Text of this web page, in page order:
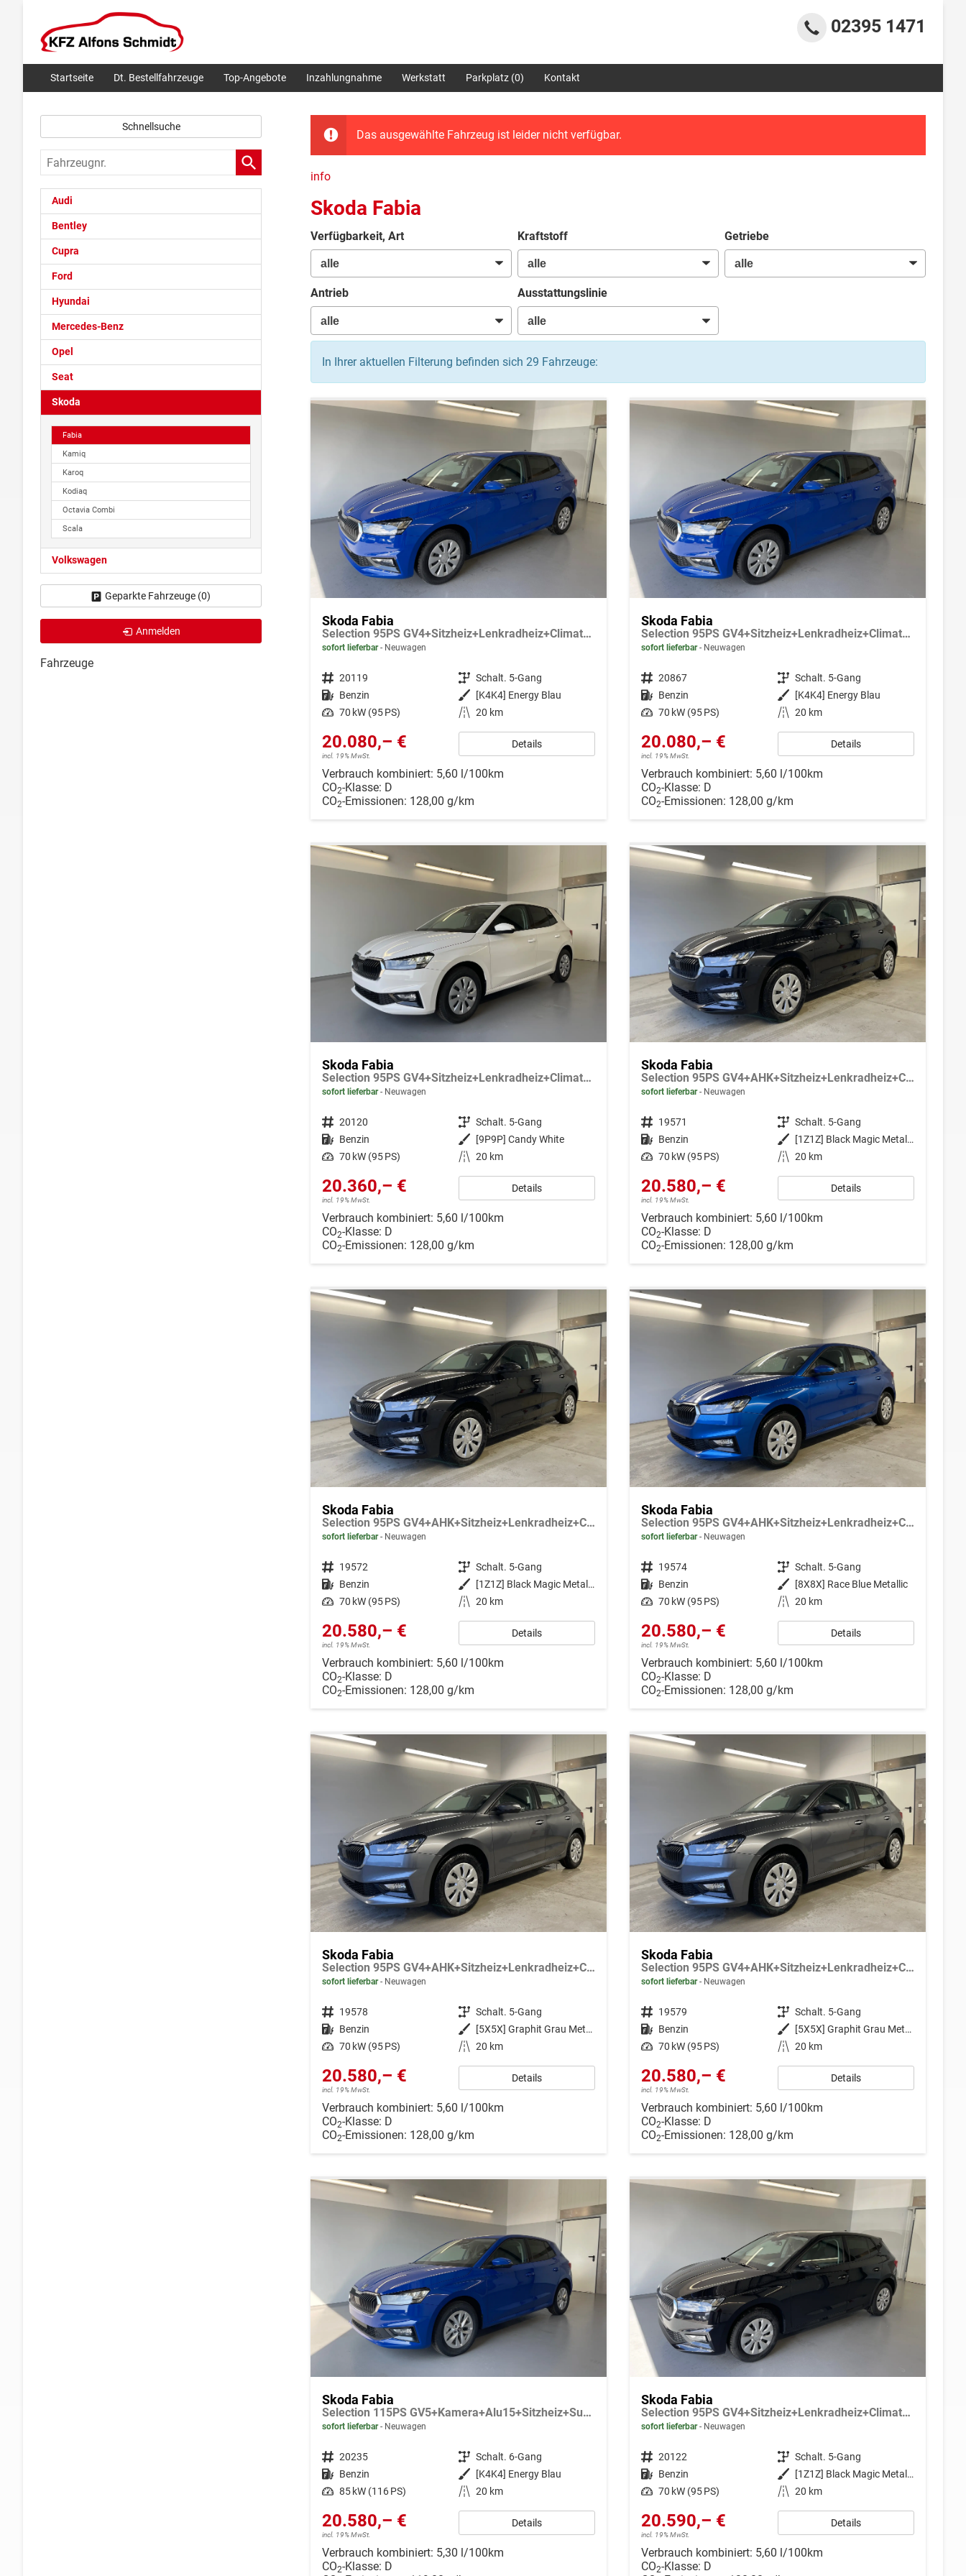
02395 1471
Startseite Dt. Bestellfahrzeuge Top-Angebote Inzahlungnahme Werkstatt Parkplatz (0) Kontakt
Das ausgewählte Fahrzeug ist leider nicht verfügbar.
info
Skoda Fabia
Verfügbarkeit, Art Kraftstoff Getriebe
Antrieb Ausstattungslinie
In Ihrer aktuellen Filterung befinden sich 29 Fahrzeuge:
Skoda Fabia
Selection 95PS GV4+Sitzheiz+Lenkradheiz+Climatronic+Sunset+AppConnect+PDC
sofort lieferbar Neuwagen
Fahrzeugnr. 20119 Getriebe Schalt. 5-Gang
Kraftstoff Benzin Außenfarbe
[K4K4] Energy Blau
Leistung 70 kW (95 PS) Kilometerstand 20 km
20.080,– €
incl. 19% MwSt.
Details
Verbrauch kombiniert: 5,60 l/100km
CO2-Klasse: D
CO2-Emissionen: 128,00 g/km
Skoda Fabia
Selection 95PS GV4+Sitzheiz+Lenkradheiz+Climatronic+Sunset+AppConnect+PDC
sofort lieferbar Neuwagen
Fahrzeugnr. 20867 Getriebe Schalt. 5-Gang
Kraftstoff Benzin Außenfarbe
[K4K4] Energy Blau
Leistung 70 kW (95 PS) Kilometerstand 20 km
20.080,– €
incl. 19% MwSt.
Details
Verbrauch kombiniert: 5,60 l/100km
CO2-Klasse: D
CO2-Emissionen: 128,00 g/km
Skoda Fabia
Selection 95PS GV4+Sitzheiz+Lenkradheiz+Climatronic+Sunset+AppConnect+PDC
sofort lieferbar Neuwagen
Fahrzeugnr. 20120 Getriebe Schalt. 5-Gang
Kraftstoff Benzin Außenfarbe
[9P9P] Candy White
Leistung 70 kW (95 PS) Kilometerstand 20 km
20.360,– €
incl. 19% MwSt.
Details
Verbrauch kombiniert: 5,60 l/100km
CO2-Klasse: D
CO2-Emissionen: 128,00 g/km
Skoda Fabia
Selection 95PS GV4+AHK+Sitzheiz+Lenkradheiz+Climatronic+Tempomat+PDC
sofort lieferbar Neuwagen
Fahrzeugnr. 19571 Getriebe Schalt. 5-Gang
Kraftstoff Benzin Außenfarbe
[1Z1Z] Black Magic Metallic
Leistung 70 kW (95 PS) Kilometerstand 20 km
20.580,– €
incl. 19% MwSt.
Details
Verbrauch kombiniert: 5,60 l/100km
CO2-Klasse: D
CO2-Emissionen: 128,00 g/km
Skoda Fabia
Selection 95PS GV4+AHK+Sitzheiz+Lenkradheiz+Climatronic+Tempomat+PDC
sofort lieferbar Neuwagen
Fahrzeugnr. 19572 Getriebe Schalt. 5-Gang
Kraftstoff Benzin Außenfarbe
[1Z1Z] Black Magic Metallic
Leistung 70 kW (95 PS) Kilometerstand 20 km
20.580,– €
incl. 19% MwSt.
Details
Verbrauch kombiniert: 5,60 l/100km
CO2-Klasse: D
CO2-Emissionen: 128,00 g/km
Skoda Fabia
Selection 95PS GV4+AHK+Sitzheiz+Lenkradheiz+Climatronic+Tempomat+PDC
sofort lieferbar Neuwagen
Fahrzeugnr. 19574 Getriebe Schalt. 5-Gang
Kraftstoff Benzin Außenfarbe
[8X8X] Race Blue Metallic
Leistung 70 kW (95 PS) Kilometerstand 20 km
20.580,– €
incl. 19% MwSt.
Details
Verbrauch kombiniert: 5,60 l/100km
CO2-Klasse: D
CO2-Emissionen: 128,00 g/km
Skoda Fabia
Selection 95PS GV4+AHK+Sitzheiz+Lenkradheiz+Climatronic+Tempomat+PDC
sofort lieferbar Neuwagen
Fahrzeugnr. 19578 Getriebe Schalt. 5-Gang
Kraftstoff Benzin Außenfarbe
[5X5X] Graphit Grau Metallic
Leistung 70 kW (95 PS) Kilometerstand 20 km
20.580,– €
incl. 19% MwSt.
Details
Verbrauch kombiniert: 5,60 l/100km
CO2-Klasse: D
CO2-Emissionen: 128,00 g/km
Skoda Fabia
Selection 95PS GV4+AHK+Sitzheiz+Lenkradheiz+Climatronic+Tempomat+PDC
sofort lieferbar Neuwagen
Fahrzeugnr. 19579 Getriebe Schalt. 5-Gang
Kraftstoff Benzin Außenfarbe
[5X5X] Graphit Grau Metallic
Leistung 70 kW (95 PS) Kilometerstand 20 km
20.580,– €
incl. 19% MwSt.
Details
Verbrauch kombiniert: 5,60 l/100km
CO2-Klasse: D
CO2-Emissionen: 128,00 g/km
Skoda Fabia
Selection 115PS GV5+Kamera+Alu15+Sitzheiz+Sunset+Regensensor+AppConnect+LED
sofort lieferbar Neuwagen
Fahrzeugnr. 20235 Getriebe Schalt. 6-Gang
Kraftstoff Benzin Außenfarbe [K4K4] Energy Blau
Leistung 85 kW (116 PS) Kilometerstand 20 km
20.580,– €
incl. 19% MwSt.
Details
Verbrauch kombiniert: 5,30 l/100km
CO2-Klasse: D
Skoda Fabia
Selection 95PS GV4+Sitzheiz+Lenkradheiz+Climatronic+Sunset+AppConnect+PDC
sofort lieferbar Neuwagen
Fahrzeugnr. 20122 Getriebe Schalt. 5-Gang
Kraftstoff Benzin Außenfarbe
[1Z1Z] Black Magic Metallic
Leistung 70 kW (95 PS) Kilometerstand 20 km
20.590,– €
incl. 19% MwSt.
Details
Verbrauch kombiniert: 5,60 l/100km
CO2-Klasse: D
Schnellsuche
Fahrzeugnr.
Audi
Bentley
Cupra
Ford
Hyundai
Mercedes-Benz
Opel
Seat
Skoda
Fabia
Kamiq
Karoq
Kodiaq
Octavia Combi
Scala
Volkswagen
Geparkte Fahrzeuge (0)
Anmelden
Fahrzeuge